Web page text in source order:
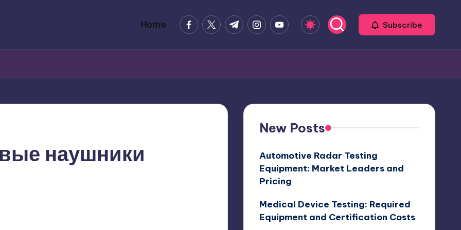
Home facebook.com
twitter.com
t.me instagram.com
youtube.com Subscribe
наушники
New Posts
Automotive Radar Testing
Equipment: Market Leaders and
Pricing
Medical Device Testing: Required
Equipment and Certification Costs